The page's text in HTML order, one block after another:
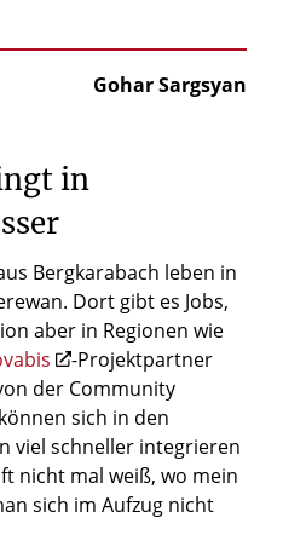
Gohar Sargsyan
in
Bergkarabach leben in
Dort gibt es Jobs,
aber in Regionen wie
-Projektpartner
der Community
sich in den
viel schneller integrieren
nicht mal weiß, wo mein
sich im Aufzug nicht